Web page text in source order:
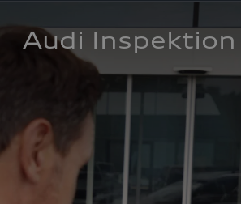
Audi Inspektion